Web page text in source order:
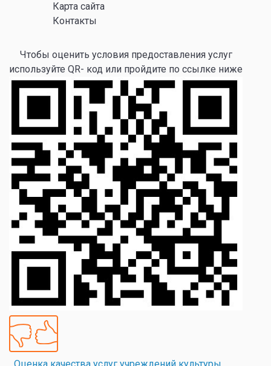
Карта сайта
Контакты
Чтобы оценить условия предоставления услуг
используйте QR- код или пройдите по ссылке ниже